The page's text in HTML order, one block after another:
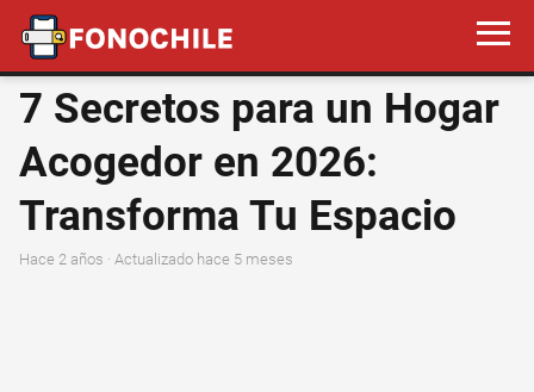
7 Secretos para un Hogar
Acogedor en 2026:
Transforma Tu Espacio
hace 2 años · Actualizado hace 5 meses